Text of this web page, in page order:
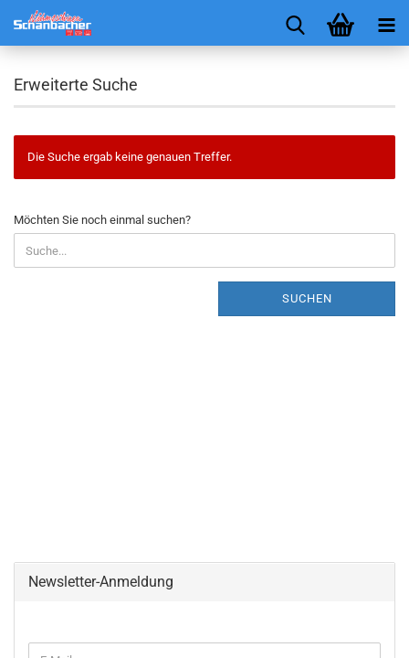
Erweiterte Suche
Die Suche ergab keine genauen Treffer.
MÖCHTEN
SIE
NOCH
EINMAL
Möchten Sie noch einmal suchen?
SUCHEN
Newsletter-Anmeldung